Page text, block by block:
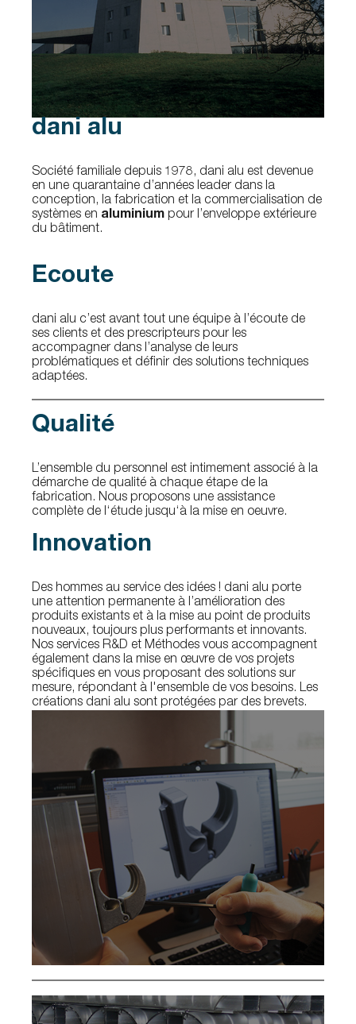
dani alu
Société familiale depuis 1978, dani alu est devenue
en une quarantaine d’années leader dans la
conception, la fabrication et la commercialisation de
systèmes en aluminium pour l’enveloppe extérieure
du bâtiment.
Ecoute
dani alu c’est avant tout une équipe à l’écoute de
ses clients et des prescripteurs pour les
accompagner dans l’analyse de leurs
problématiques et définir des solutions techniques
adaptées.
Qualité
L’ensemble du personnel est intimement associé à la
démarche de qualité à chaque étape de la
fabrication. Nous proposons une assistance
complète de l‘étude jusqu‘à la mise en oeuvre.
Innovation
Des hommes au service des idées ! dani alu porte
une attention permanente à l’amélioration des
produits existants et à la mise au point de produits
nouveaux, toujours plus performants et innovants.
Nos services R&D et Méthodes vous accompagnent
également dans la mise en œuvre de vos projets
spécifiques en vous proposant des solutions sur
mesure, répondant à l'ensemble de vos besoins. Les
créations dani alu sont protégées par des brevets.